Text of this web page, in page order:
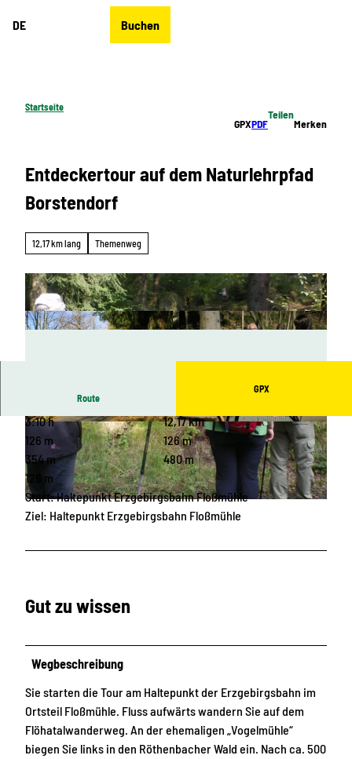
DE Buchen
Startseite
GPXPDF
Teilen
Merken
Entdeckertour auf dem Naturlehrpfad
Borstendorf
12,17 km lang Themenweg
© VwV Wildenstein
© VwV Wildenstein © VwV Wildenstein
Route
GPX
3:10 h
12,17 km
126 m
126 m
354 m
480 m
126 m
Start: Haltepunkt Erzgebirgsbahn Floßmühle
Ziel: Haltepunkt Erzgebirgsbahn Floßmühle
Gut zu wissen
Wegbeschreibung
Sie starten die Tour am Haltepunkt der Erzgebirgsbahn im
Ortsteil Floßmühle. Fluss aufwärts wandern Sie auf dem
Flöhatalwanderweg. An der ehemaligen „Vogelmühle“
biegen Sie links in den Röthenbacher Wald ein. Nach ca. 500